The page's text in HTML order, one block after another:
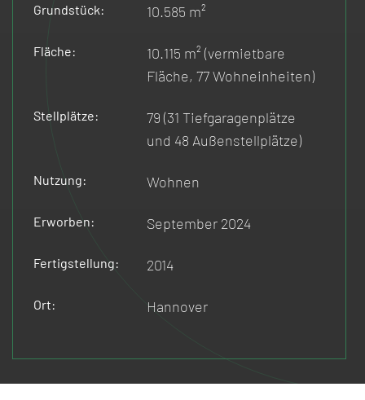
Grundstück: 10.585 m²
Fläche:
10.115 m² (vermietbare
Fläche, 77 Wohneinheiten)
Stellplätze:
79 (31 Tiefgaragenplätze
und 48 Außenstellplätze)
Nutzung: Wohnen
Erworben: September 2024
Fertigstellung: 2014
Ort: Hannover